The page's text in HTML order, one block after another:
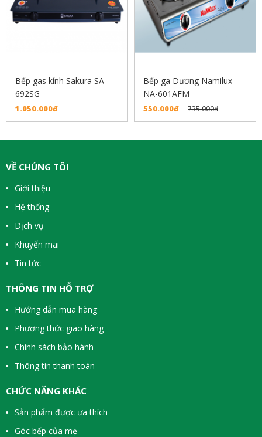
Bếp gas kính Sakura SA-
692SG
1.050.000đ
Bếp ga Dương Namilux
NA-601AFM
550.000đ 735.000đ
VỀ CHÚNG TÔI
Giới thiệu
Hệ thống
Dịch vụ
Khuyến mãi
Tin tức
THÔNG TIN HỖ TRỢ
Hướng dẫn mua hàng
Phương thức giao hàng
Chính sách bảo hành
Thông tin thanh toán
CHỨC NĂNG KHÁC
Sản phẩm được ưa thích
Góc bếp của mẹ